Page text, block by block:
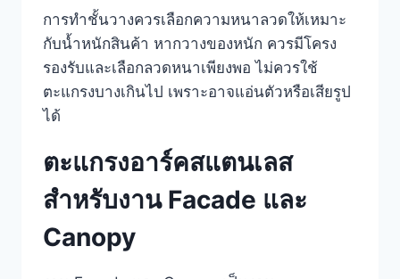
การทำชั้นวางควรเลือกความหนาลวดให้เหมาะ
กับน้ำหนักสินค้า หากวางของหนัก ควรมีโครง
รองรับและเลือกลวดหนาเพียงพอ ไม่ควรใช้
ตะแกรงบางเกินไป เพราะอาจแอ่นตัวหรือเสียรูป
ได้
ตะแกรงอาร์คสแตนเลส
สำหรับงาน Facade และ
Canopy